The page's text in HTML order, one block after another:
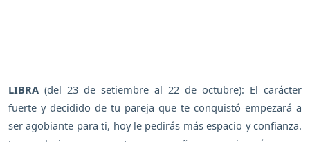
LIBRA (del 23 de setiembre al 22 de octubre): El carácter
fuerte y decidido de tu pareja que te conquistó empezará a
ser agobiante para ti, hoy le pedirás más espacio y confianza.